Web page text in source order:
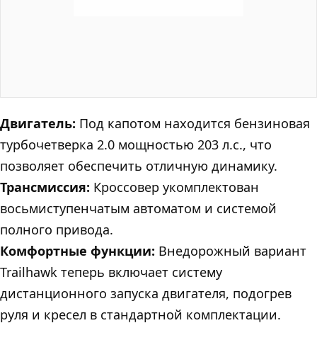
Двигатель: Под капотом находится бензиновая
турбочетверка 2.0 мощностью 203 л.с., что
позволяет обеспечить отличную динамику.
Трансмиссия: Кроссовер укомплектован
восьмиступенчатым автоматом и системой
полного привода.
Комфортные функции: Внедорожный вариант
Trailhawk теперь включает систему
дистанционного запуска двигателя, подогрев
руля и кресел в стандартной комплектации.